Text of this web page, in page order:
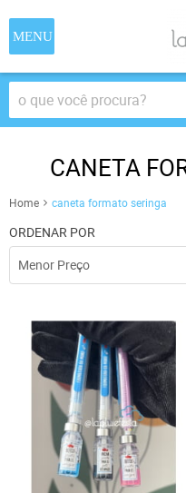
CANETA
Home caneta formato seringa
ORDENAR POR
Menor Preço